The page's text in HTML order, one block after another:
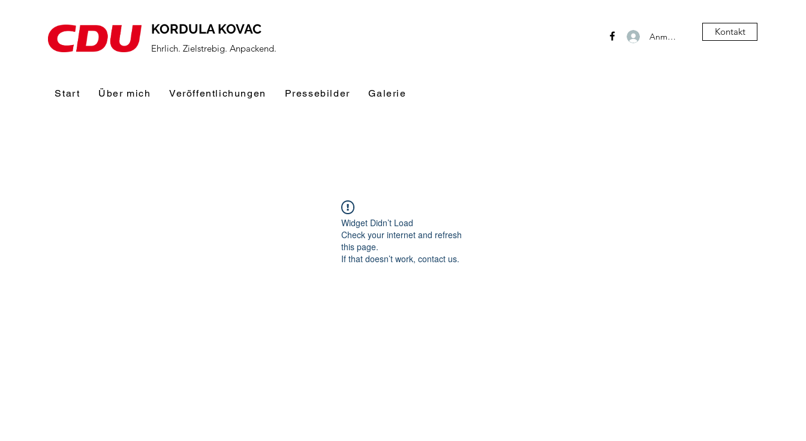
KORDULA KOVAC
Ehrlich. Zielstrebig. Anpackend.
Start Über mich Veröffentlichungen Pressebilder Galerie
Anmelden Kontakt
Widget Didn’t Load
Check your internet and refresh
this page.
If that doesn’t work, contact us.